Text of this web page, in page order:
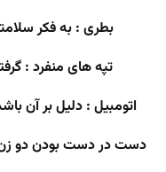
بطری : به فکر
تپه های منفرد :
اتومبیل : دلیل بر آن
دست در دست بودن دو